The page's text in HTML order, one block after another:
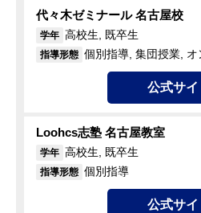
代々木ゼミナール 名古屋校
学年 高校生, 既卒生
指導形態 個別指導, 集団授業,
公式サイ
Loohcs志塾 名古屋教室
学年 高校生, 既卒生
指導形態 個別指導
公式サイ